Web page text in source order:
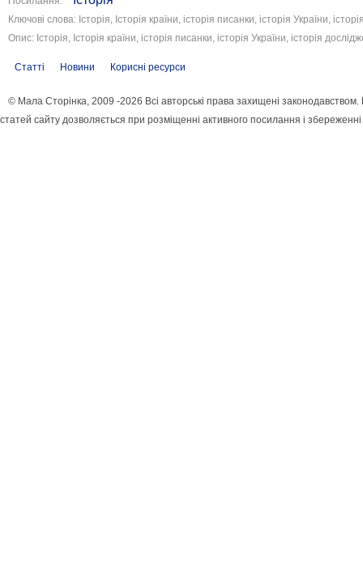
Ключові слова: Історія, Історія країни, історія писанки, історія України,
Опис: Історія, Історія країни, історія писанки, історія України, історія
Статті Новини Корисні ресурси
© Мала Сторінка, 2009 -2026 Всі авторські права захищені
статей сайту дозволяється при розміщенні активного посилання і